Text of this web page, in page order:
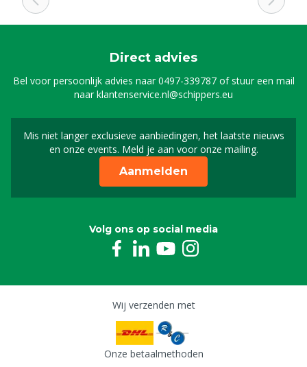
Direct advies
Bel voor persoonlijk advies naar0497-339787of stuur een mail
naarklantenservice.nl@schippers.eu
Mis niet langer exclusieve aanbiedingen, het laatste nieuws
en onze events. Meld je aan voor onze mailing.
Schrijf je in voor onze
Aanmelden
Volg ons op social media
Wij verzenden met
Onze betaalmethoden